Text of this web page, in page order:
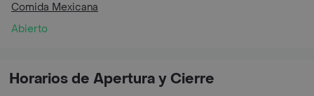
Comida Mexicana
Abierto
Horarios de Apertura y Cierre